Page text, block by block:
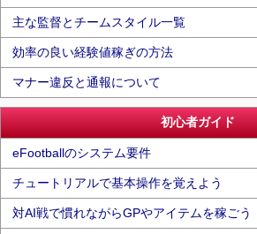
主な監督とチームスタイル一覧
効率の良い経験値稼ぎの方法
マナー違反と通報について
初心者ガイド
eFootballのシステム要件
チュートリアルで基本操作を覚えよう
対AI戦で慣れながらGPやアイテムを稼ごう